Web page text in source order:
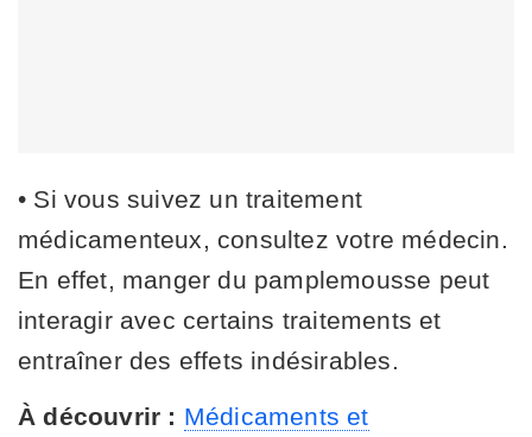
• Si vous suivez un traitement
médicamenteux, consultez votre médecin.
En effet, manger du pamplemousse peut
interagir avec certains traitements et
entraîner des effets indésirables.
À découvrir : Médicaments et